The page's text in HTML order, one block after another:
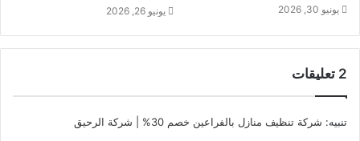
يونيو 30, 2026 يونيو 26, 2026
‫2 تعليقات
تنبيه: شركة تنظيف منازل بالفراعين خصم 30% | شركة الرحيق